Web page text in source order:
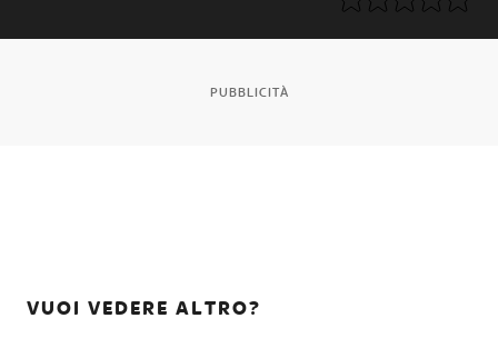
PUBBLICITÀ
VUOI VEDERE ALTRO?